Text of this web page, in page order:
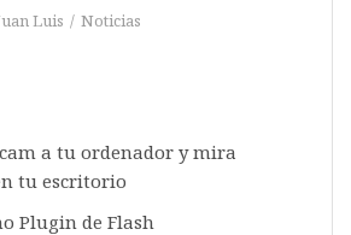
Luis Noticias
a tu ordenador y mira
tu escritorio
Plugin de Flash